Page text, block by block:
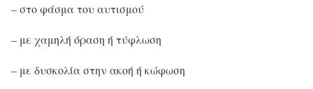
– στο φάσμα του αυτισμού
– με χαμηλή όραση ή τύφλωση
– με δυσκολία στην ακοή ή κώφωση